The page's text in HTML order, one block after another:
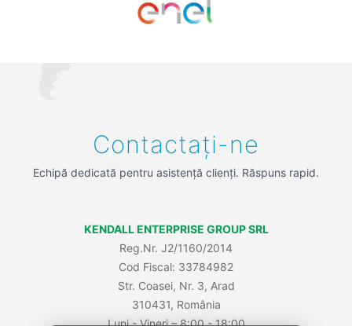
Contactați-ne
Echipă dedicată pentru asistență clienți. Răspuns rapid.
KENDALL ENTERPRISE GROUP SRL
Reg.Nr. J2/1160/2014
Cod Fiscal: 33784982
Str. Coasei, Nr. 3, Arad
310431, România
Luni - Vineri – 8:00 - 18:00